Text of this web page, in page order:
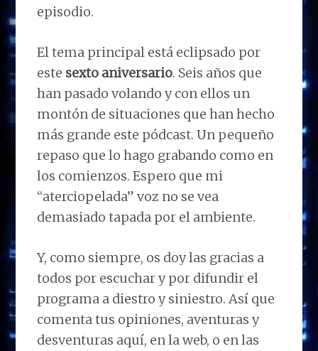
episodio.
El tema principal está eclipsado por
este sexto aniversario. Seis años que
han pasado volando y con ellos un
montón de situaciones que han hecho
más grande este pódcast. Un pequeño
repaso que lo hago grabando como en
los comienzos. Espero que mi
“aterciopelada” voz no se vea
demasiado tapada por el ambiente.
Y, como siempre, os doy las gracias a
todos por escuchar y por difundir el
programa a diestro y siniestro. Así que
comenta tus opiniones, aventuras y
desventuras aquí, en la web, o en las